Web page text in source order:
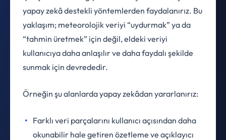
yapay zekâ destekli yöntemlerden faydalanırız. Bu
yaklaşım; meteorolojik veriyi “uydurmak” ya da
“tahmin üretmek” için değil, eldeki veriyi
kullanıcıya daha anlaşılır ve daha faydalı şekilde
sunmak için devrededir.
Örneğin şu alanlarda yapay zekâdan yararlanırız:
Farklı veri parçalarını kullanıcı açısından daha
okunabilir hale getiren özetleme ve açıklayıcı